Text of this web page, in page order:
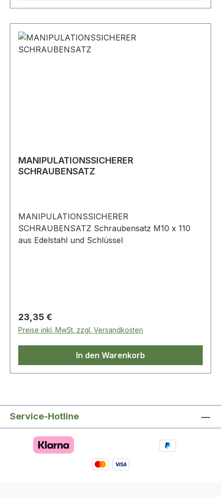
MANIPULATIONSSICHERER
SCHRAUBENSATZ
MANIPULATIONSSICHERER
SCHRAUBENSATZ Schraubensatz M10 x 110
aus Edelstahl und Schlüssel
Regulärer Preis:
23,35 €
Preise inkl. MwSt. zzgl. Versandkosten
In den Warenkorb
Service-Hotline